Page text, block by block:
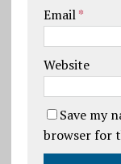
Email*
Website
Save my
browser for